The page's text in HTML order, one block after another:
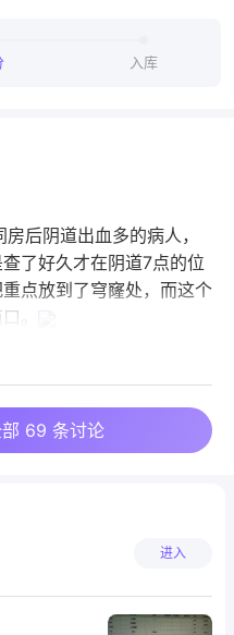
是阴道裂伤我没有发
时宫颈口没有明显血
我没发现阴道裂口处，
出血，是下午4点出现流
想到最终还是我漏发现
个面都要检查到，避免
入库
后阴道出血多的病人，
了好久才在阴道7点的位
点放到了穹窿处，而这个
。
69 条讨论
进入